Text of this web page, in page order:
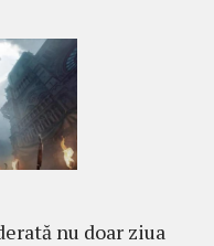
nu doar ziua